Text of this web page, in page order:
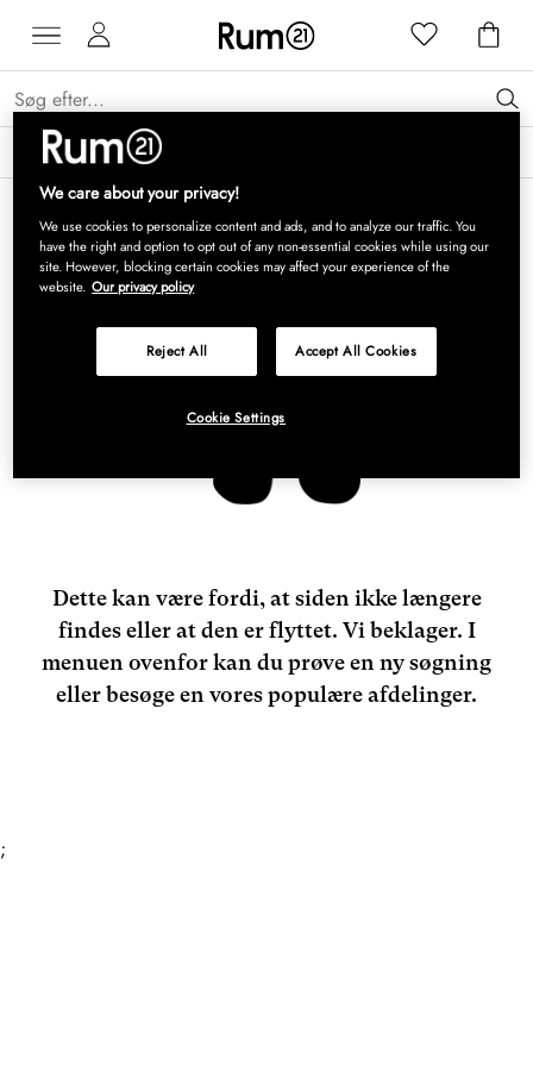
Få 15 % på Grythyttan Stålmöbler* →
Dette kan være fordi, at siden ikke længere
findes eller at den er flyttet. Vi beklager. I
menuen ovenfor kan du prøve en ny søgning
eller besøge en vores populære afdelinger.
;
We care about your privacy!
We use cookies to personalize content and ads, and to analyze our traffic. You
have the right and option to opt out of any non-essential cookies while using our
site. However, blocking certain cookies may affect your experience of the
website. Our privacy policy
Reject All Accept All Cookies
Cookie Settings